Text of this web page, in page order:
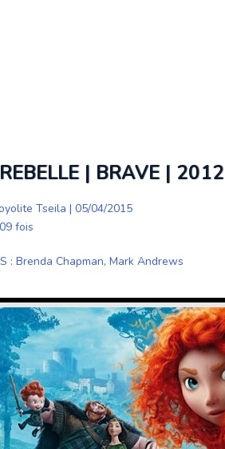
| BRAVE | 2012
Tseila | 05/04/2015
fois
: Brenda Chapman, Mark Andrews